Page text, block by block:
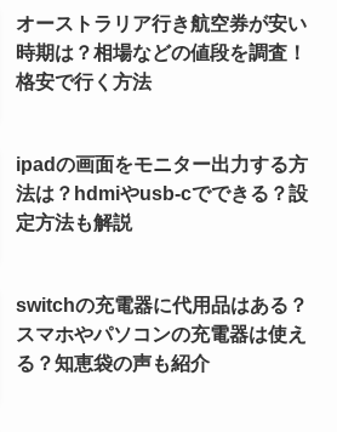
オーストラリア行き航空券が安い
時期は？相場などの値段を調査！
格安で行く方法
ipadの画面をモニター出力する方
法は？hdmiやusb-cでできる？設
定方法も解説
switchの充電器に代用品はある？
スマホやパソコンの充電器は使え
る？知恵袋の声も紹介